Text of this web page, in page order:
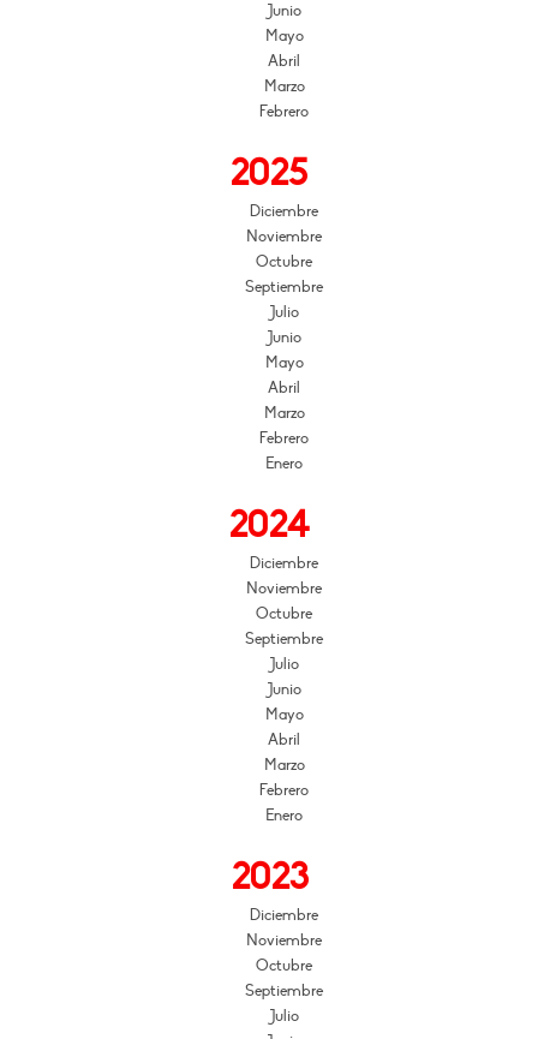
Junio
Mayo
Abril
Marzo
Febrero
2025
Diciembre
Noviembre
Octubre
Septiembre
Julio
Junio
Mayo
Abril
Marzo
Febrero
Enero
2024
Diciembre
Noviembre
Octubre
Septiembre
Julio
Junio
Mayo
Abril
Marzo
Febrero
Enero
2023
Diciembre
Noviembre
Octubre
Septiembre
Julio